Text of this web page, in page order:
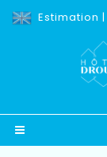
Estimation |